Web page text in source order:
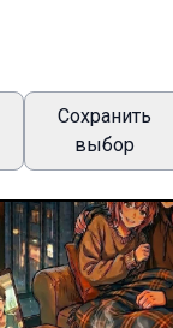
Сохранить
выбор